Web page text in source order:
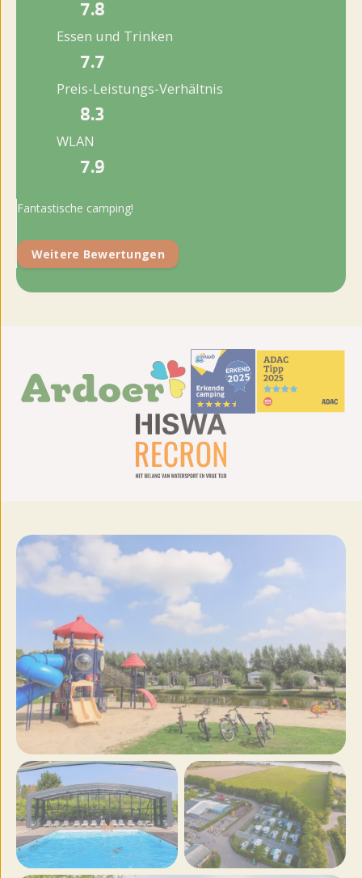
7.8
Essen und Trinken
7.7
Preis-Leistungs-Verhältnis
8.3
WLAN
7.9
Fantastische camping!
Weitere Bewertungen